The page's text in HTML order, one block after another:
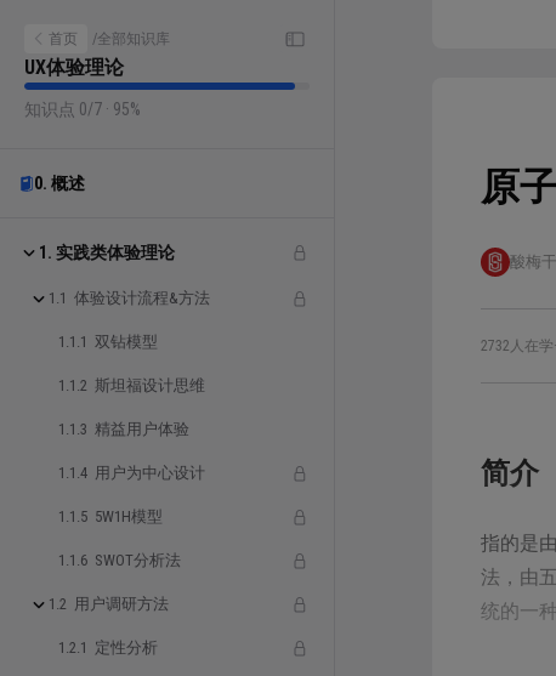
首页 /全部知识库
UX体验理论
知识点 0/7 · 95%
0. 概述
1. 实践类体验理论
1.1 体验设计流程&方法
1.1.1 双钻模型
1.1.2 斯坦福设计思维
1.1.3 精益用户体验
1.1.4 用户为中心设计
1.1.5 5W1H模型
1.1.6 SWOT分析法
1.2 用户调研方法
1.2.1 定性分析
原
酸梅
2732人在学·
简介
指的是
法，由
统的一